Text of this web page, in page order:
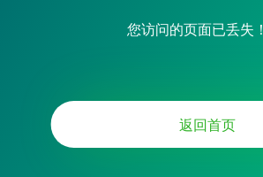
您访问的页面已丢失！
返回首页